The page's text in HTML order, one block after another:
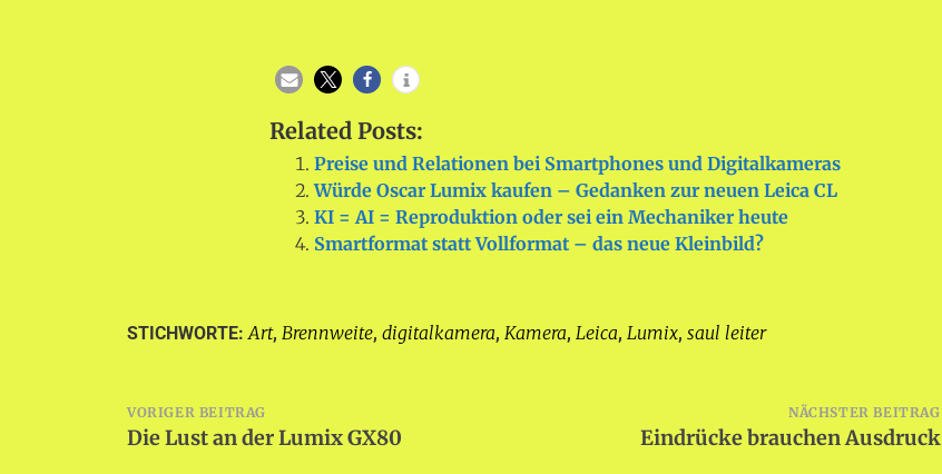
Related Posts:
Preise und Relationen bei Smartphones und Digitalkameras
Würde Oscar Lumix kaufen – Gedanken zur neuen Leica CL
KI = AI = Reproduktion oder sei ein Mechaniker heute
Smartformat statt Vollformat – das neue Kleinbild?
STICHWORTE: Art, Brennweite, digitalkamera, Kamera, Leica, Lumix, saul leiter
Beitragsnavigation
VORIGER BEITRAG
Die Lust an der Lumix GX80
NÄCHSTER BEITRAG
Eindrücke brauchen Ausdruck